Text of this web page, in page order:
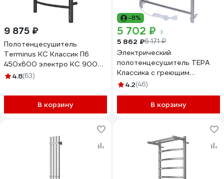
9 875 ₽
Полотенцесушитель
Terminus КС Классик П6
450x600 электро КС 9005
матовый 4670078527578
4.8(63)
В корзину
-8%
5 702 ₽
5 862 ₽6 171 ₽
Электрический
полотенцесушитель ТЕРА
Классика с греющим
кабелем 400x600 ПСН-09-
4.2(46)
В корзину